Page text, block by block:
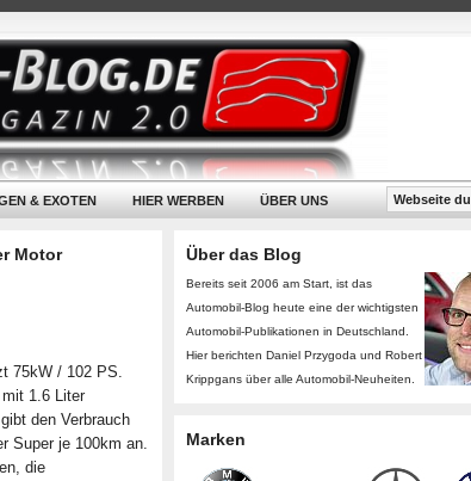
& EXOTEN HIER WERBEN ÜBER UNS
Motor
75kW / 102 PS.
1.6 Liter
den Verbrauch
Super je 100km an.
die
Über das Blog
Bereits seit 2006 am Start, ist das
Automobil-Blog heute eine der wichtigsten
Automobil-Publikationen in Deutschland.
Hier berichten Daniel Przygoda und Robert
Krippgans über alle Automobil-Neuheiten.
Marken